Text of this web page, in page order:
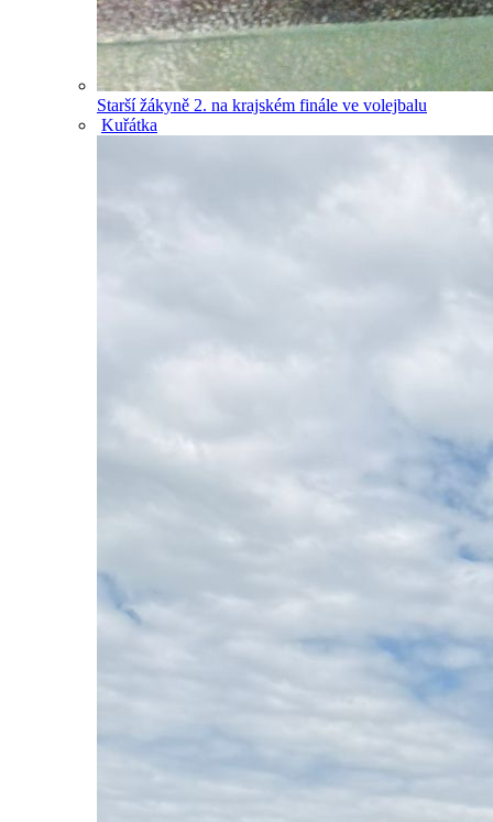
Starší žákyně 2. na krajském finále ve volejbalu
Kuřátka